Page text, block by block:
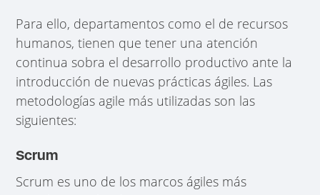
Para ello, departamentos como el de recursos
humanos, tienen que tener una atención
continua sobra el desarrollo productivo ante la
introducción de nuevas prácticas ágiles. Las
metodologías agile más utilizadas son las
siguientes:
Scrum
Scrum es uno de los marcos ágiles más